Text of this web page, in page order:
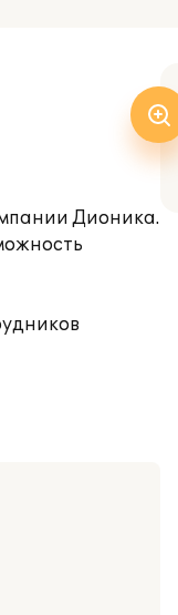
Дионика.